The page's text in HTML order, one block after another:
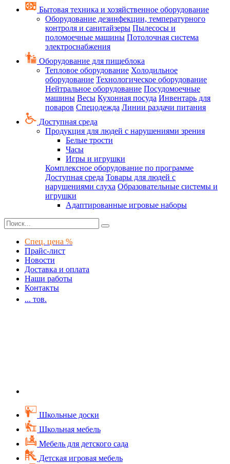
Бытовая техника и хозяйственное оборудование
Оборудование дезинфекции, температурного
контроля и санитайзеры Пылесосы и
поломоечные машины Потолочная система
электроснабжения
Оборудование для пищеблока
Тепловое оборудование Холодильное
оборудование Технологическое оборудование
Нейтральное оборудование Посудомоечные
машины Весы Кухонная посуда Инвентарь для
поваров Спецодежда Линии раздачи питания
Доступная среда
Продукция для людей с нарушениями зрения
Белые трости
Часы
Игры и игрушки
Комплексное оборудование по программе
Доступная среда Товары для людей с
нарушениями слуха Образовательные системы и
игрушки
Адаптированные игровые наборы
Спец. цена %
Прайс-лист
Новости
Доставка и оплата
Наши работы
Контакты
... тов.
Школьные доски
Школьная мебель
Мебель для детского сада
Детская игровая мебель